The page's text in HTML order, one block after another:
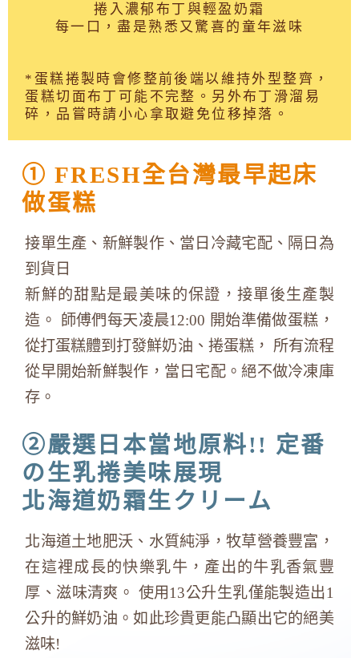
捲入濃郁布丁與輕盈奶霜
每一口，盡是熟悉又驚喜的童年滋味
*蛋糕捲製時會修整前後端以維持外型整齊，
蛋糕切面布丁可能不完整。另外布丁滑溜易
碎，品嘗時請小心拿取避免位移掉落。
① FRESH全台灣最早起床
做蛋糕
接單生產、新鮮製作、當日冷藏宅配、隔日為
到貨日
新鮮的甜點是最美味的保證，接單後生產製
造。 師傅們每天凌晨12:00 開始準備做蛋糕，
從打蛋糕體到打發鮮奶油、捲蛋糕， 所有流程
從早開始新鮮製作，當日宅配。絕不做冷凍庫
存。
②嚴選日本當地原料!! 定番
の生乳捲美味展現
北海道奶霜生クリーム
北海道土地肥沃、水質純淨，牧草營養豐富，
在這裡成長的快樂乳牛，產出的牛乳香氣豐
厚、滋味清爽。 使用13公升生乳僅能製造出1
公升的鮮奶油。如此珍貴更能凸顯出它的絕美
滋味!